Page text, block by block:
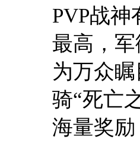
PVP战
最高，
为万众
骑“死亡
海量奖